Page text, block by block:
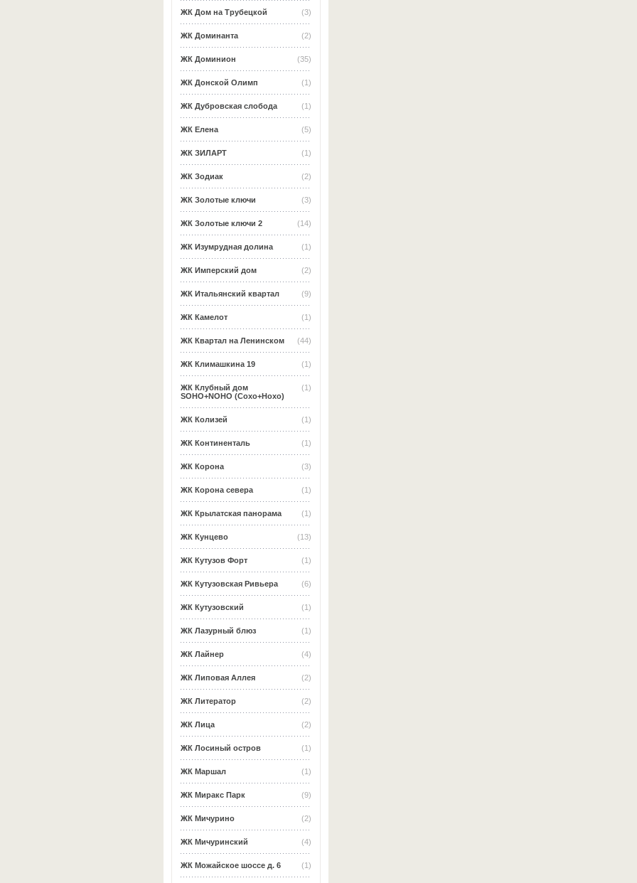
(3)
ЖК Дом на Трубецкой
(2)
ЖК Доминанта
(35)
ЖК Доминион
(1)
ЖК Донской Олимп
(1)
ЖК Дубровская слобода
(5)
ЖК Елена
(1)
ЖК ЗИЛАРТ
(2)
ЖК Зодиак
(3)
ЖК Золотые ключи
(14)
ЖК Золотые ключи 2
(1)
ЖК Изумрудная долина
(2)
ЖК Имперский дом
(9)
ЖК Итальянский квартал
(1)
ЖК Камелот
(44)
ЖК Квартал на Ленинском
(1)
ЖК Климашкина 19
(1)
ЖК Клубный дом
SOHO+NOHO (Сохо+Нохо)
(1)
ЖК Колизей
(1)
ЖК Континенталь
(3)
ЖК Корона
(1)
ЖК Корона севера
(1)
ЖК Крылатская панорама
(13)
ЖК Кунцево
(1)
ЖК Кутузов Форт
(6)
ЖК Кутузовская Ривьера
(1)
ЖК Кутузовский
(1)
ЖК Лазурный блюз
(4)
ЖК Лайнер
(2)
ЖК Липовая Аллея
(2)
ЖК Литератор
(2)
ЖК Лица
(1)
ЖК Лосиный остров
(1)
ЖК Маршал
(9)
ЖК Миракс Парк
(2)
ЖК Мичурино
(4)
ЖК Мичуринский
(1)
ЖК Можайское шоссе д. 6